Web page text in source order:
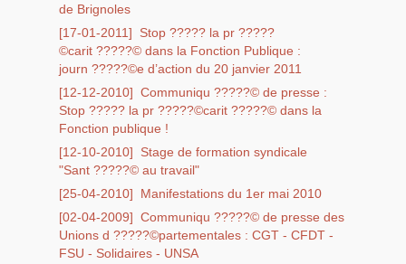
de Brignoles
[17-01-2011]
Stop ????? la pr ?????
©carit ?????© dans la Fonction Publique :
journ ?????©e d’action du 20 janvier 2011
[12-12-2010] Communiqu ?????© de presse :
Stop ????? la pr ?????©carit ?????© dans la
Fonction publique !
[12-10-2010]
Stage de formation syndicale
"Sant ?????© au travail"
[25-04-2010]
Manifestations du 1er mai 2010
[02-04-2009] Communiqu ?????© de presse des
Unions d ?????©partementales : CGT - CFDT -
FSU - Solidaires - UNSA